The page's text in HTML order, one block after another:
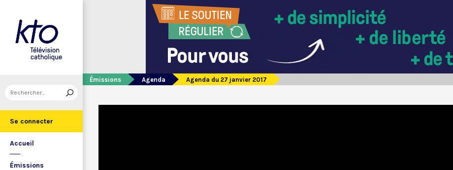
Se connecter
Accueil
Émissions
Émissions Agenda Agenda du 27 janvier 2017